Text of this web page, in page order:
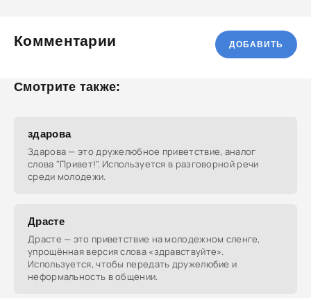
Комментарии ДОБАВИТЬ
Смотрите также:
здарова
Здарова — это дружелюбное приветствие, аналог
слова "Привет!". Используется в разговорной речи
среди молодежи.
Драсте
Драсте — это приветствие на молодежном сленге,
упрощённая версия слова «здравствуйте».
Используется, чтобы передать дружелюбие и
неформальность в общении.